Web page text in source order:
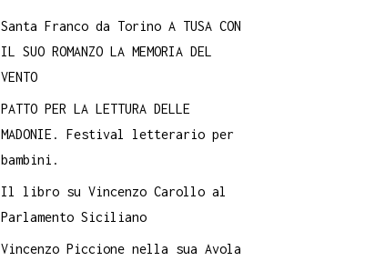
Santa Franco da Torino A TUSA CON
IL SUO ROMANZO LA MEMORIA DEL
VENTO
PATTO PER LA LETTURA DELLE
MADONIE. Festival letterario per
bambini.
Il libro su Vincenzo Carollo al
Parlamento Siciliano
Vincenzo Piccione nella sua Avola